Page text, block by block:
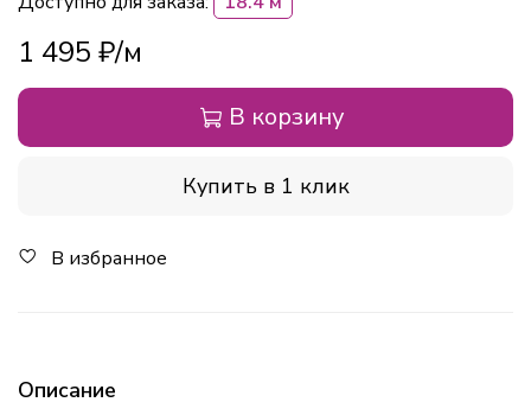
1 495 ₽
В корзину
Купить в 1 клик
В избранное
Описание